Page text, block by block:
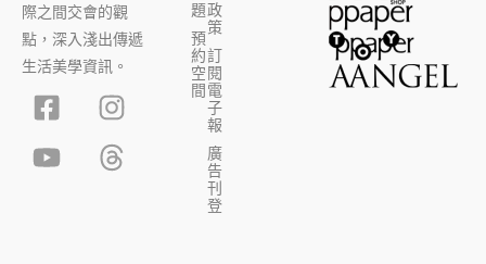
際之間交會的觀
點，深入淺出傳遞
生活美學資訊。
F
a
c
I
n
s
t
Y
o
u
T
h
r
e
題
預
約
空
間
政
策
訂
閱
電
子
報
廣
告
刊
登